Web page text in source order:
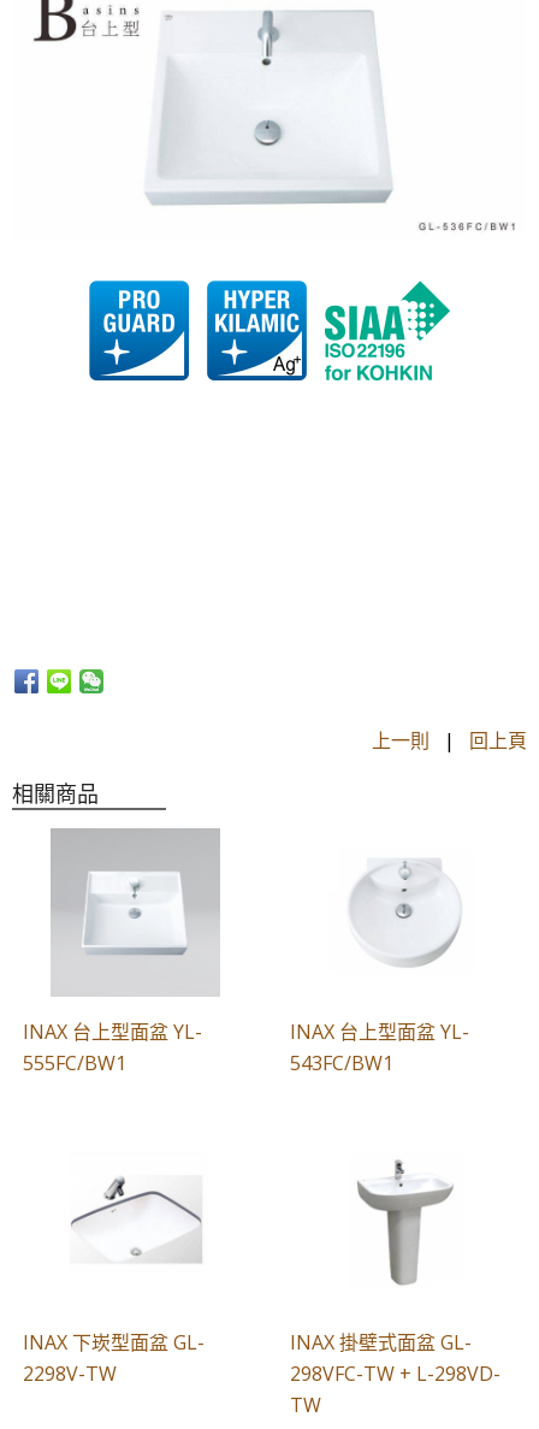
上一則 | 回上頁
相關商品
INAX 台上型面盆 YL-
555FC/BW1
INAX 台上型面盆 YL-
543FC/BW1
INAX 下崁型面盆 GL-
2298V-TW
INAX 掛壁式面盆 GL-
298VFC-TW + L-298VD-
TW